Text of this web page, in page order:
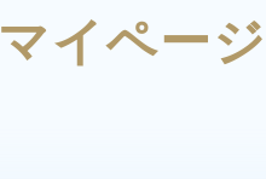
マイページ